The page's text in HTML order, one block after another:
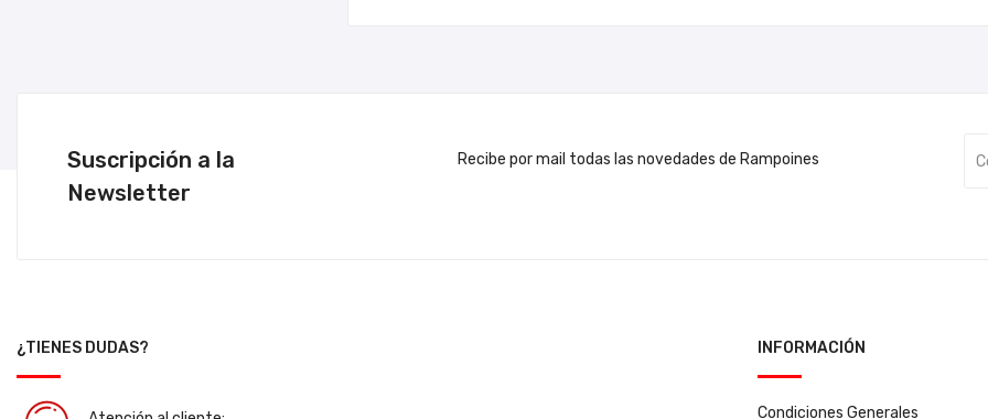
Suscripción a la
Newsletter
Recibe por mail todas las novedades de Rampoines
¿TIENES DUDAS? INFORMACIÓN
Condiciones Generales